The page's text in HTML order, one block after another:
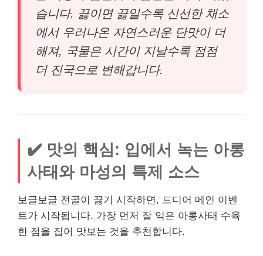
습니다. 끓이면 끓일수록 신선한 채소
에서 우러나온 자연스러운 단맛이 더
해져, 국물은 시간이 지날수록 점점
더 진국으로 변해갑니다.
✔️ 맛의 핵심: 입에서 녹는 아롱
사태와 마성의 특제 소스
보글보글 전골이 끓기 시작하면, 드디어 메인 이벤
트가 시작됩니다. 가장 먼저 잘 익은 아롱사태 수육
한 점을 집어 맛보는 것을 추천합니다.